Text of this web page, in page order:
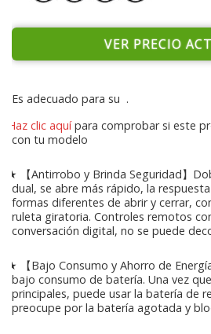
VER PRECIO
Es adecuado para su .
Haz clic aquípara comprobar si este
con tu modelo
★ 【Antirrobo y Brinda Seguridad】
dual, se abre más rápido, la
formas diferentes de abrir y cerrar,
ruleta giratoria. Controles remotos
conversación digital, no se puede
★ 【Bajo Consumo y Ahorro de
bajo consumo de batería. Una vez
principales, puede usar la batería de
preocupe por la batería agotada y